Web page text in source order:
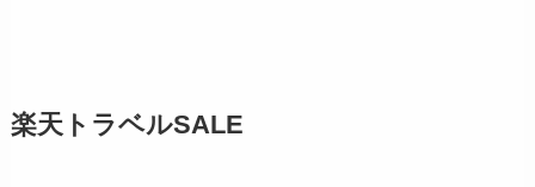
楽天トラベルSALE